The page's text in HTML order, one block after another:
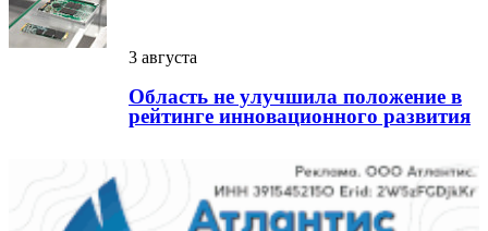
3 августа
Область не улучшила положение в
рейтинге инновационного развития